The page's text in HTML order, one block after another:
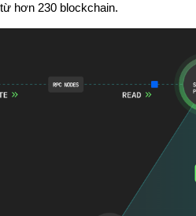
hơn 230 blockchain.